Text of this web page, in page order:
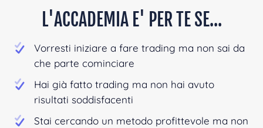
L'ACCADEMIA E' PER TE SE...
Vorresti iniziare a fare trading ma non sai da
che parte cominciare
Hai già fatto trading ma non hai avuto
risultati soddisfacenti
Stai cercando un metodo profittevole ma non